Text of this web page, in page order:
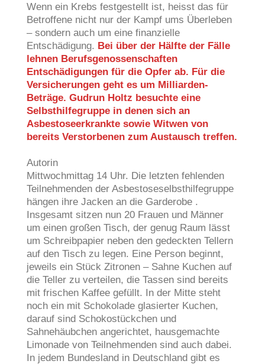
Wenn ein Krebs festgestellt ist, heisst das für
Betroffene nicht nur der Kampf ums Überleben
– sondern auch um eine finanzielle
Entschädigung. Bei über der Hälfte der Fälle
lehnen Berufsgenossenschaften
Entschädigungen für die Opfer ab. Für die
Versicherungen geht es um Milliarden-
Beträge. Gudrun Holtz besuchte eine
Selbsthilfegruppe in denen sich an
Asbestoseerkrankte sowie Witwen von
bereits Verstorbenen zum Austausch treffen.
Autorin
Mittwochmittag 14 Uhr. Die letzten fehlenden
Teilnehmenden der Asbestoseselbsthilfegruppe
hängen ihre Jacken an die Garderobe .
Insgesamt sitzen nun 20 Frauen und Männer
um einen großen Tisch, der genug Raum lässt
um Schreibpapier neben den gedeckten Tellern
auf den Tisch zu legen. Eine Person beginnt,
jeweils ein Stück Zitronen – Sahne Kuchen auf
die Teller zu verteilen, die Tassen sind bereits
mit frischen Kaffee gefüllt. In der Mitte steht
noch ein mit Schokolade glasierter Kuchen,
darauf sind Schokostückchen und
Sahnehäubchen angerichtet, hausgemachte
Limonade von Teilnehmenden sind auch dabei.
In jedem Bundesland in Deutschland gibt es